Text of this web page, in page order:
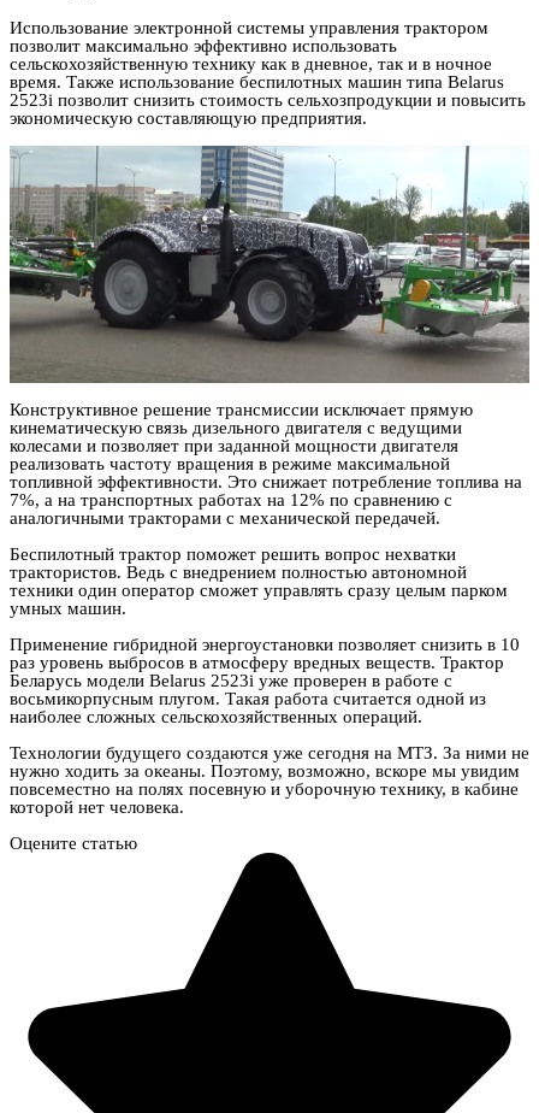
Использование электронной системы управления трактором
позволит максимально эффективно использовать
сельскохозяйственную технику как в дневное, так и в ночное
время. Также использование беспилотных машин типа Belarus
2523i позволит снизить стоимость сельхозпродукции и повысить
экономическую составляющую предприятия.
Конструктивное решение трансмиссии исключает прямую
кинематическую связь дизельного двигателя с ведущими
колесами и позволяет при заданной мощности двигателя
реализовать частоту вращения в режиме максимальной
топливной эффективности. Это снижает потребление топлива на
7%, а на транспортных работах на 12% по сравнению с
аналогичными тракторами с механической передачей.
Беспилотный трактор поможет решить вопрос нехватки
трактористов. Ведь с внедрением полностью автономной
техники один оператор сможет управлять сразу целым парком
умных машин.
Применение гибридной энергоустановки позволяет снизить в 10
раз уровень выбросов в атмосферу вредных веществ. Трактор
Беларусь модели Belarus 2523i уже проверен в работе с
восьмикорпусным плугом. Такая работа считается одной из
наиболее сложных сельскохозяйственных операций.
Технологии будущего создаются уже сегодня на МТЗ. За ними не
нужно ходить за океаны. Поэтому, возможно, вскоре мы увидим
повсеместно на полях посевную и уборочную технику, в кабине
которой нет человека.
Оцените статью